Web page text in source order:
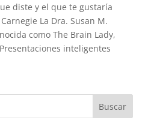
diste y el que te gustaría
La Dra. Susan M.
como The Brain Lady,
inteligentes